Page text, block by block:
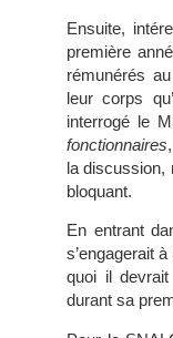
Ensuite,
première
rémunérés
leur corps
interrogé le
fonctionnaires
la discussion,
bloquant.
En entrant
s’engagerait
quoi il
durant sa